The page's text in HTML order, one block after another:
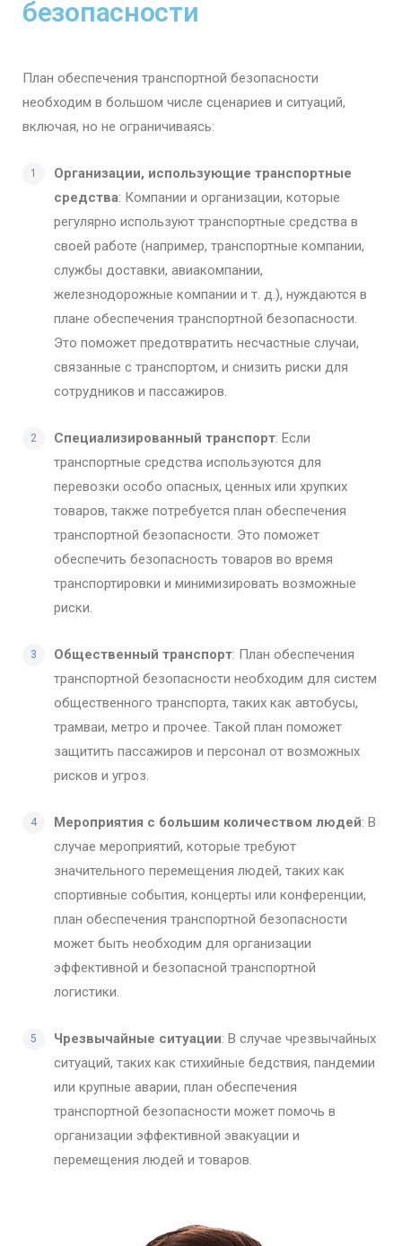
безопасности
План обеспечения транспортной безопасности
необходим в большом числе сценариев и ситуаций,
включая, но не ограничиваясь:
Организации, использующие транспортные
средства: Компании и организации, которые
регулярно используют транспортные средства в
своей работе (например, транспортные компании,
службы доставки, авиакомпании,
железнодорожные компании и т. д.), нуждаются в
плане обеспечения транспортной безопасности.
Это поможет предотвратить несчастные случаи,
связанные с транспортом, и снизить риски для
сотрудников и пассажиров.
Специализированный транспорт: Если
транспортные средства используются для
перевозки особо опасных, ценных или хрупких
товаров, также потребуется план обеспечения
транспортной безопасности. Это поможет
обеспечить безопасность товаров во время
транспортировки и минимизировать возможные
риски.
Общественный транспорт: План обеспечения
транспортной безопасности необходим для систем
общественного транспорта, таких как автобусы,
трамваи, метро и прочее. Такой план поможет
защитить пассажиров и персонал от возможных
рисков и угроз.
Мероприятия с большим количеством людей: В
случае мероприятий, которые требуют
значительного перемещения людей, таких как
спортивные события, концерты или конференции,
план обеспечения транспортной безопасности
может быть необходим для организации
эффективной и безопасной транспортной
логистики.
Чрезвычайные ситуации: В случае чрезвычайных
ситуаций, таких как стихийные бедствия, пандемии
или крупные аварии, план обеспечения
транспортной безопасности может помочь в
организации эффективной эвакуации и
перемещения людей и товаров.